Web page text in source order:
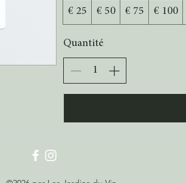
€ 25 € 50 € 75 € 100
Quantité